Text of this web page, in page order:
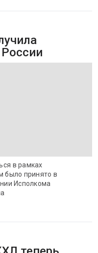
в рамках
было принято в
Исполкома